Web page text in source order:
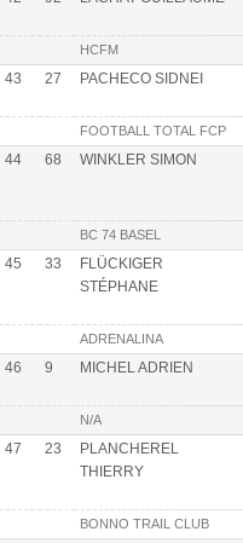
HCFM
43 27 PACHECO SIDNEI
FOOTBALL TOTAL FCP
44 68 WINKLER SIMON
BC 74 BASEL
45 33
FLÜCKIGER
STÉPHANE
ADRENALINA
46 9 MICHEL ADRIEN
N/A
47 23
PLANCHEREL
THIERRY
BONNO TRAIL CLUB